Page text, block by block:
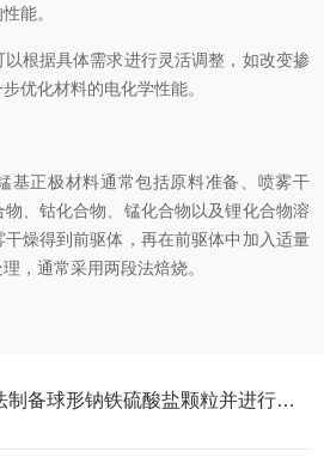
能。
以根据具体需求进行灵活调整，如改变掺
优化材料的电化学性能。
基正极材料通常包括原料准备、喷雾干
、钴化合物、锰化合物以及锂化合物溶
燥得到前驱体，再在前驱体中加入适量
，通常采用两段法焙烧。
喷雾干燥法制备球形钠铁硫酸盐颗粒并进行碳纳米管改性